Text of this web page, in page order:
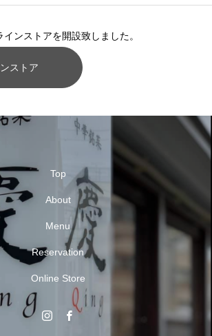
ンストアを開設致しました。
ストア
Top
About
Menu
Reservation
Online Store